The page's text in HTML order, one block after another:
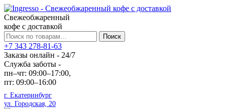
Свежеобжаренный
кофе с доставкой
Искать:
Поиск
+7 343 278-81-63
Заказы онлайн - 24/7
Служба заботы -
пн–чт: 09:00–17:00,
пт: 09:00–16:00
г. Екатеринбург
ул. Городская, 20